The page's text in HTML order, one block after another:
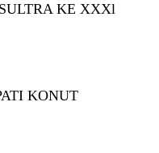
KE XXXl
KONUT